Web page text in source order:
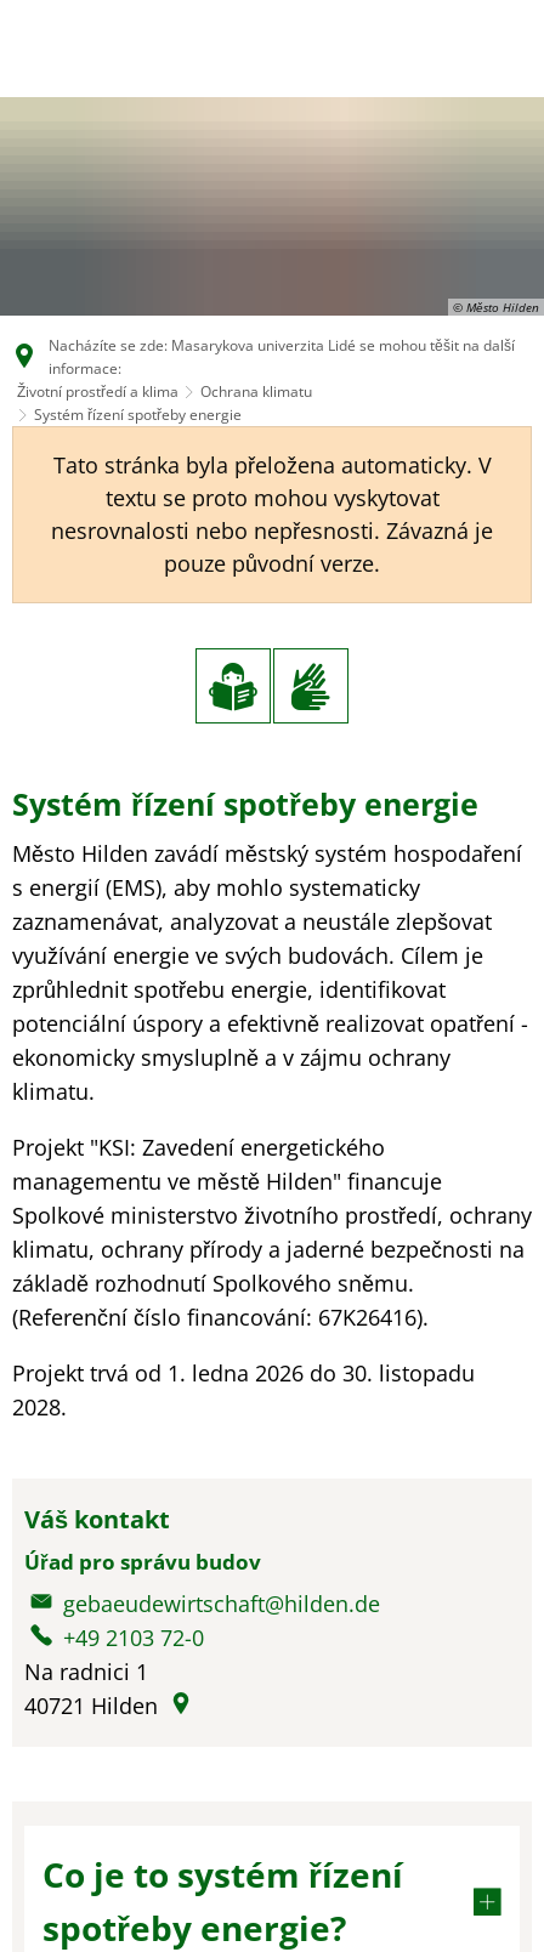
CS
© Město Hilden
Nacházíte se zde: Masarykova univerzita Lidé se mohou těšit na další
informace:
Životní prostředí a klima
Ochrana klimatu
Systém řízení spotřeby energie
Tato stránka byla přeložena automaticky. V
textu se proto mohou vyskytovat
nesrovnalosti nebo nepřesnosti. Závazná je
pouze původní verze.
Systém řízení spotřeby energie
Město Hilden zavádí městský systém hospodaření
s energií (EMS), aby mohlo systematicky
zaznamenávat, analyzovat a neustále zlepšovat
využívání energie ve svých budovách. Cílem je
zprůhlednit spotřebu energie, identifikovat
potenciální úspory a efektivně realizovat opatření -
ekonomicky smysluplně a v zájmu ochrany
klimatu.
Projekt "KSI: Zavedení energetického
managementu ve městě Hilden" financuje
Spolkové ministerstvo životního prostředí, ochrany
klimatu, ochrany přírody a jaderné bezpečnosti na
základě rozhodnutí Spolkového sněmu.
(Referenční číslo financování: 67K26416).
Projekt trvá od 1. ledna 2026 do 30. listopadu
2028.
Váš kontakt
Úřad pro správu budov
gebaeudewirtschaft@hilden.de
+49 2103 72-0
Na radnici 1
40721 Hilden
Co je to systém řízení
spotřeby energie?